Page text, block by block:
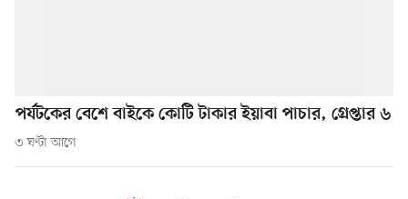
পর্যটকের বেশে বাইকে কোটি টাকার ইয়াবা পাচার, গ্রেপ্তার ৬
৩ ঘণ্টা আগে